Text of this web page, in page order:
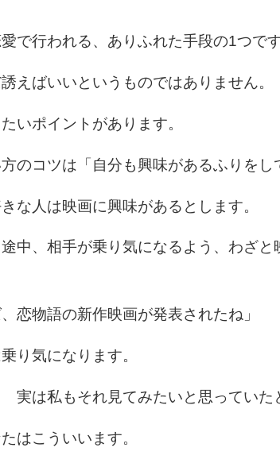
で行われる、ありふれた手段の1つです
えばいいというものではありません。
いポイントがあります。
のコツは「自分も興味があるふりをし
な人は映画に興味があるとします。
中、相手が乗り気になるよう、わざと
、恋物語の新作映画が発表されたね」
り気になります。
実は私もそれ見てみたいと思っていた
はこういいます。